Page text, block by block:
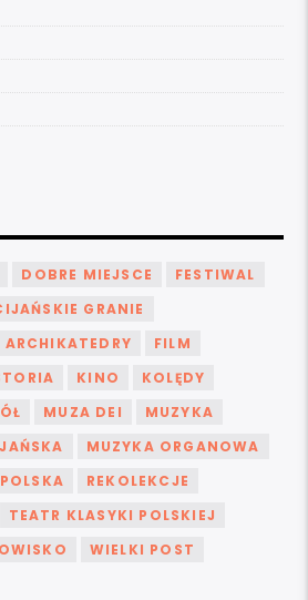
DOBRE MIEJSCE
FESTIWAL
GRANIE
FILM
KINO
KOLĘDY
MUZA DEI
MUZYKA
MUZYKA ORGANOWA
POLSKA
REKOLEKCJE
TEATR KLASYKI POLSKIEJ
WIELKI POST